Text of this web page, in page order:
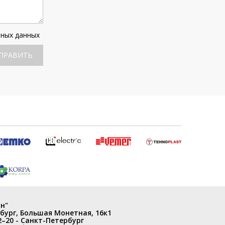
данных
, Большая Монетная, 16к1
- Санкт-Петербург